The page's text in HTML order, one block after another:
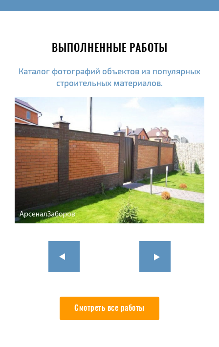
ВЫПОЛНЕННЫЕ РАБОТЫ
Каталог фотографий объектов из популярных
строительных материалов.
Смотреть все работы